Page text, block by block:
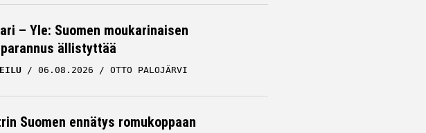
– Yle: Suomen moukarinaisen
ällistyttää
06.08.2026 OTTO PALOJÄRVI
Suomen ennätys romukoppaan